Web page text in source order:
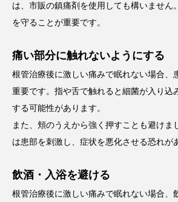
は、市販の鎮痛剤を使用しても構いません
を守ることが重要です。
痛い部分に触れないようにする
根管治療後に激しい痛みで眠れない場合、
重要です。指や舌で触れると細菌が入り込
する可能性があります。
また、頬のうえから強く押すことも避けま
は患部を刺激し、症状を悪化させる恐れが
飲酒・入浴を避ける
根管治療後に激しい痛みで眠れない場合、